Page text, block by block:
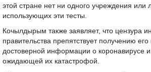
этой стране нет ни одного учреждения или
использующих эти тесты.
Кочылдырым также заявляет, что цензура
правительства препятствует получению
достоверной информации о коронавирусе и
ожидающей их катастрофой.